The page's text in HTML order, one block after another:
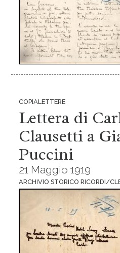
COPIALETTERE
Lettera di
Clausetti a
Puccini
21 Maggio 1919
ARCHIVIO STORICO RICORDI/